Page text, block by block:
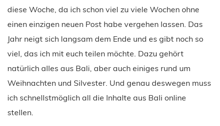
diese Woche, da ich schon viel zu viele Wochen ohne
einen einzigen neuen Post habe vergehen lassen. Das
Jahr neigt sich langsam dem Ende und es gibt noch so
viel, das ich mit euch teilen möchte. Dazu gehört
natürlich alles aus Bali, aber auch einiges rund um
Weihnachten und Silvester. Und genau deswegen muss
ich schnellstmöglich all die Inhalte aus Bali online
stellen.